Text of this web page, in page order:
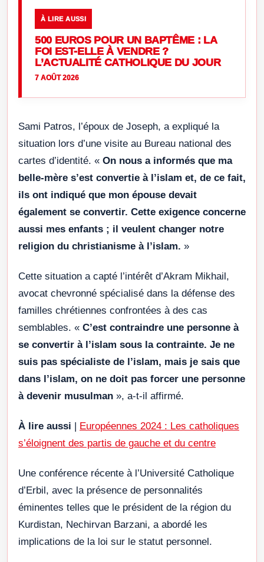
À LIRE AUSSI
500 EUROS POUR UN BAPTÊME : LA
FOI EST-ELLE À VENDRE ?
L’ACTUALITÉ CATHOLIQUE DU JOUR
7 AOÛT 2026
Sami Patros, l’époux de Joseph, a expliqué la
situation lors d’une visite au Bureau national des
cartes d’identité. « On nous a informés que ma
belle-mère s’est convertie à l’islam et, de ce fait,
ils ont indiqué que mon épouse devait
également se convertir. Cette exigence concerne
aussi mes enfants ; il veulent changer notre
religion du christianisme à l’islam. »
Cette situation a capté l’intérêt d’Akram Mikhail,
avocat chevronné spécialisé dans la défense des
familles chrétiennes confrontées à des cas
semblables. « C’est contraindre une personne à
se convertir à l’islam sous la contrainte. Je ne
suis pas spécialiste de l’islam, mais je sais que
dans l’islam, on ne doit pas forcer une personne
à devenir musulman », a-t-il affirmé.
À lire aussi | Européennes 2024 : Les catholiques
s’éloignent des partis de gauche et du centre
Une conférence récente à l’Université Catholique
d’Erbil, avec la présence de personnalités
éminentes telles que le président de la région du
Kurdistan, Nechirvan Barzani, a abordé les
implications de la loi sur le statut personnel.